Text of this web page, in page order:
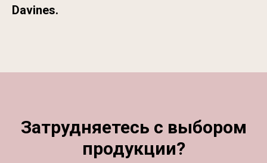
Davines.
Затрудняетесь с выбором
продукции?